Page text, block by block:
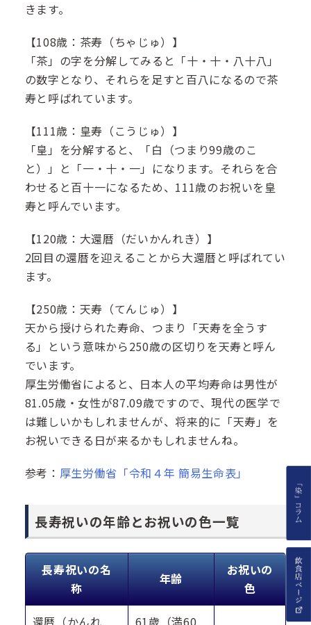
きます。
【108歳：茶寿（ちゃじゅ）】
「茶」の字を分解してみると「十・十・八十八」
の数字となり、それらを足すと百八になるので茶
寿と呼ばれています。
【111歳：皇寿（こうじゅ）】
「皇」を分解すると、「白（つまり99歳のこ
と）」と「一・十・一」になります。それらを合
わせると百十一になるため、111歳のお祝いを皇
寿と呼んでいます。
【120歳：大還暦（だいかんれき）】
2回目の還暦を迎えることから大還暦と呼ばれてい
ます。
【250歳：天寿（てんじゅ）】
天から授けられた寿命、つまり「天寿を全うす
る」という意味から250歳の区切りを天寿と呼ん
でいます。
厚生労働省によると、日本人の平均寿命は男性が
81.05歳・女性が87.09歳ですので、現代の医学で
は難しいかもしれませんが、将来的に「天寿」を
お祝いできる日が来るかもしれませんね。
参考： 厚生労働省「令和４年 簡易生命表」
長寿祝いの年齢とお祝いの色一覧
長寿祝いの名
称
年齢
お祝いの
色